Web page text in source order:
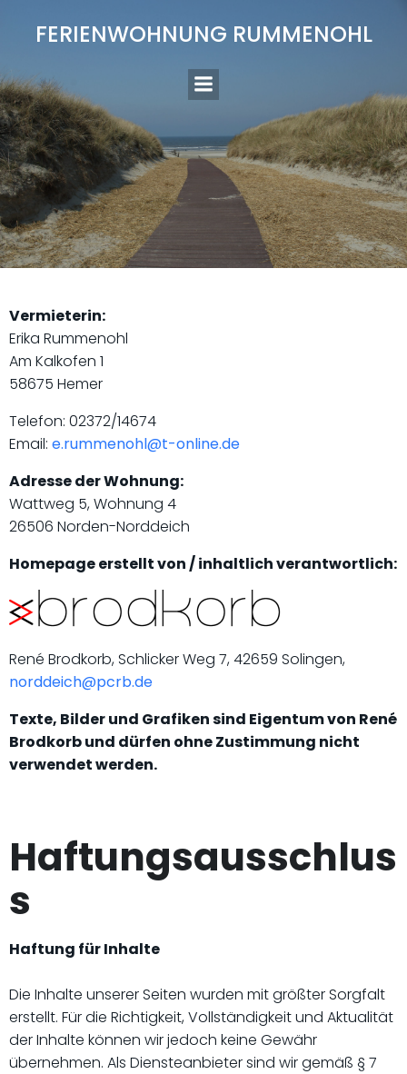
Inhalt
FERIENWOHNUNG RUMMENOHL
Vermieterin:
Erika Rummenohl
Am Kalkofen 1
58675 Hemer
Telefon: 02372/14674
Email: e.rummenohl@t-online.de
Adresse der Wohnung:
Wattweg 5, Wohnung 4
26506 Norden-Norddeich
Homepage erstellt von / inhaltlich verantwortlich:
René Brodkorb, Schlicker Weg 7, 42659 Solingen,
norddeich@pcrb.de
Texte, Bilder und Grafiken sind Eigentum von René
Brodkorb und dürfen ohne Zustimmung nicht
verwendet werden.
Haftungsausschlus
s
Haftung für Inhalte
Die Inhalte unserer Seiten wurden mit größter Sorgfalt
erstellt. Für die Richtigkeit, Vollständigkeit und Aktualität
der Inhalte können wir jedoch keine Gewähr
übernehmen. Als Diensteanbieter sind wir gemäß § 7